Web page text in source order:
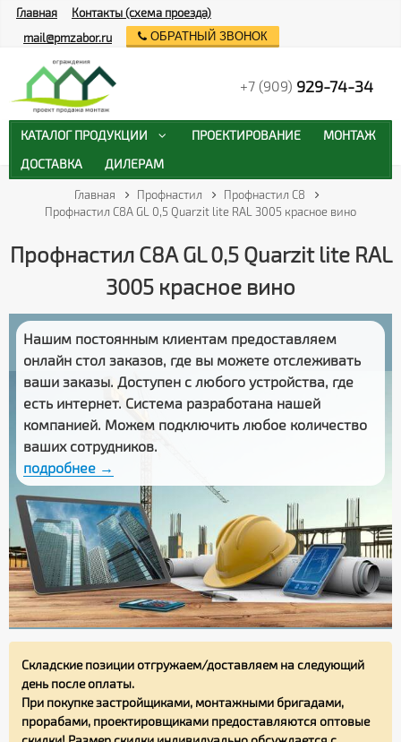
Главная Профнастил
Профнастил С8
Профнастил С8А GL 0,5 Quarzit lite RAL 3005 красное вино
Профнастил С8А GL 0,5 Quarzit lite RAL
3005 красное вино
Нашим постоянным клиентам предоставляем
онлайн стол заказов, где вы можете отслеживать
ваши заказы. Доступен с любого устройства, где
есть интернет. Система разработана нашей
компанией. Можем подключить любое количество
ваших сотрудников.
подробнее →
Складские позиции отгружаем/доставляем на следующий
день после оплаты.
При покупке застройщиками, монтажными бригадами,
прорабами, проектировщиками предоставляются оптовые
Главная
Контакты (схема проезда)
mail@pmzabor.ru
ОБРАТНЫЙ ЗВОНОК
+7 (909) 929-74-34
КАТАЛОГ ПРОДУКЦИИ ПРОЕКТИРОВАНИЕ
МОНТАЖ
ДОСТАВКА
ДИЛЕРАМ